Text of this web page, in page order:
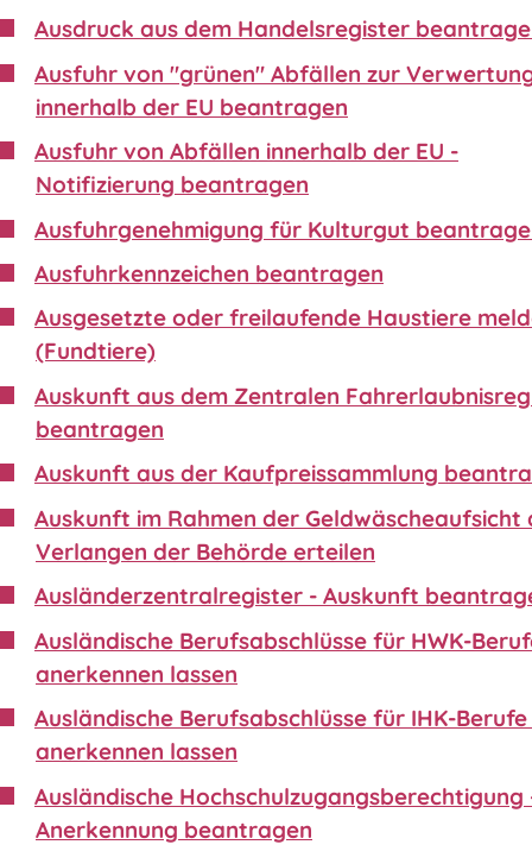
Ausdruck aus dem Handelsregister
Ausfuhr von "grünen" Abfällen zur
innerhalb der EU beantragen
Ausfuhr von Abfällen innerhalb der EU -
Notifizierung beantragen
Ausfuhrgenehmigung für Kulturgut
Ausfuhrkennzeichen beantragen
Ausgesetzte oder freilaufende Haustiere
(Fundtiere)
Auskunft aus dem Zentralen
beantragen
Auskunft aus der Kaufpreissammlung
Auskunft im Rahmen der Geldwäscheaufsicht
Verlangen der Behörde erteilen
Ausländerzentralregister - Auskunft
Ausländische Berufsabschlüsse für HWK-
anerkennen lassen
Ausländische Berufsabschlüsse für IHK-Berufe
anerkennen lassen
Ausländische Hochschulzugangsberechtigung
Anerkennung beantragen